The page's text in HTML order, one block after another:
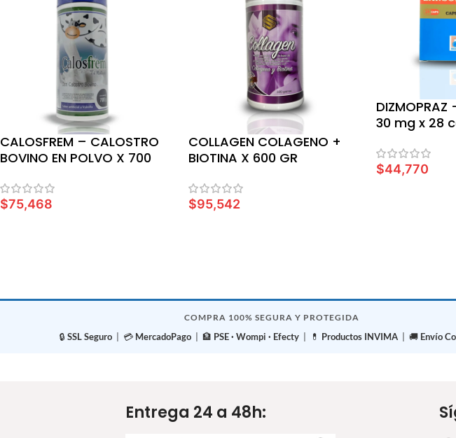
CALOSFREM – CALOSTRO
BOVINO EN POLVO X 700
$75,468
COLLAGEN COLAGENO +
BIOTINA X 600 GR
$95,542
30 mg x 28
$44,770
COMPRA 100% SEGURA Y PROTEGIDA
🔒 SSL Seguro | 💳 MercadoPago | 🏦 PSE · Wompi · Efecty | 💊 Productos INVIMA | 🚚 Envío
Entrega 24 a 48h: